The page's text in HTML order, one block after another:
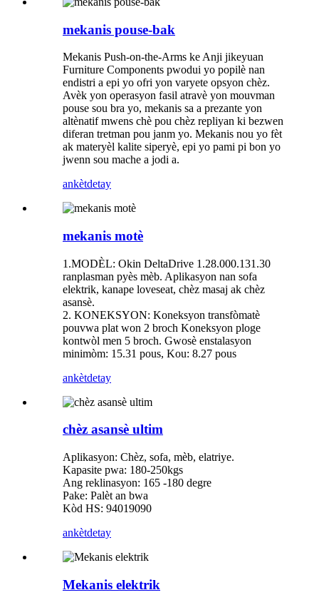
mekanis pouse-bak
Mekanis Push-on-the-Arms ke Anji jikeyuan
Furniture Components pwodui yo popilè nan
endistri a epi yo ofri yon varyete opsyon chèz.
Avèk yon operasyon fasil atravè yon mouvman
pouse sou bra yo, mekanis sa a prezante yon
altènatif mwens chè pou chèz repliyan ki bezwen
diferan tretman pou janm yo. Mekanis nou yo fèt
ak materyèl kalite siperyè, epi yo pami pi bon yo
jwenn sou mache a jodi a.
ankètdetay
mekanis motè
1.MODÈL: Okin DeltaDrive 1.28.000.131.30
ranplasman pyès mèb. Aplikasyon nan sofa
elektrik, kanape loveseat, chèz masaj ak chèz
asansè.
2. KONEKSYON: Koneksyon transfòmatè
pouvwa plat won 2 broch Koneksyon ploge
kontwòl men 5 broch. Gwosè enstalasyon
minimòm: 15.31 pous, Kou: 8.27 pous
ankètdetay
chèz asansè ultim
Aplikasyon: Chèz, sofa, mèb, elatriye.
Kapasite pwa: 180-250kgs
Ang reklinasyon: 165 -180 degre
Pake: Palèt an bwa
Kòd HS: 94019090
ankètdetay
Mekanis elektrik